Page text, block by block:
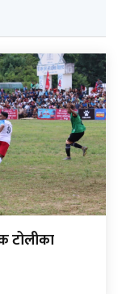
टोलीका